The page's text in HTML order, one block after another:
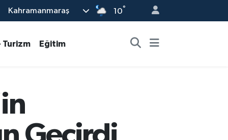
Kahramanmaraş 10°
Turizm Eğitim